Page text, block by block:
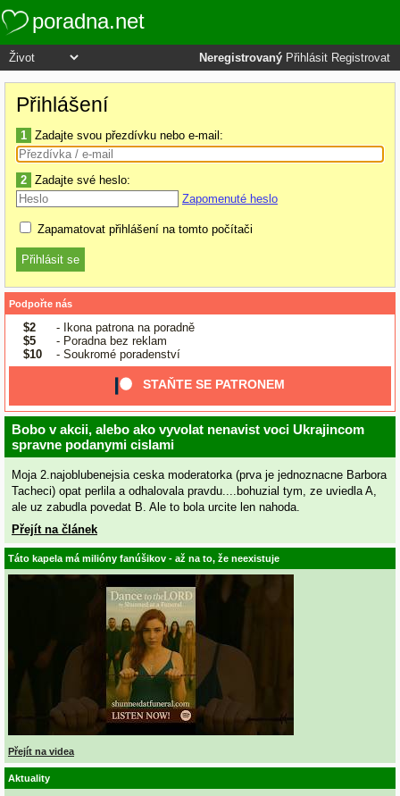
poradna.net
Neregistrovaný Přihlásit Registrovat
Přihlášení
1 Zadajte svou přezdívku nebo e-mail:
2 Zadajte své heslo:
Zapomenuté heslo
Zapamatovat přihlášení na tomto počítači
Podpořte nás
$2
- Ikona patrona na poradně
$5
- Poradna bez reklam
$10
- Soukromé poradenství
STAŇTE SE PATRONEM
Bobo v akcii, alebo ako vyvolat nenavist voci Ukrajincom
spravne podanymi cislami
Moja 2.najoblubenejsia ceska moderatorka (prva je jednoznacne Barbora
Tacheci) opat perlila a odhalovala pravdu....bohuzial tym, ze uviedla A,
ale uz zabudla povedat B. Ale to bola urcite len nahoda.
Přejít na článek
Táto kapela má milióny fanúšikov - až na to, že neexistuje
Přejít na videa
Aktuality